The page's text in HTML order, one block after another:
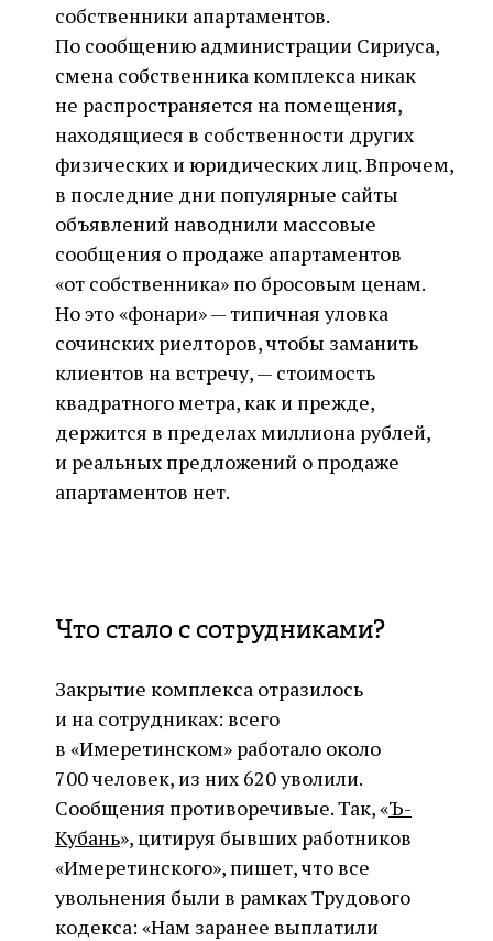
собственники апартаментов.
По сообщению администрации Сириуса,
смена собственника комплекса никак
не распространяется на помещения,
находящиеся в собственности других
физических и юридических лиц. Впрочем,
в последние дни популярные сайты
объявлений наводнили массовые
сообщения о продаже апартаментов
«от собственника» по бросовым ценам.
Но это «фонари» — типичная уловка
сочинских риелторов, чтобы заманить
клиентов на встречу, — стоимость
квадратного метра, как и прежде,
держится в пределах миллиона рублей,
и реальных предложений о продаже
апартаментов нет.
Что стало с сотрудниками?
Закрытие комплекса отразилось
и на сотрудниках: всего
в «Имеретинском» работало около
700 человек, из них 620 уволили.
Сообщения противоречивые. Так, «Ъ-
Кубань», цитируя бывших работников
«Имеретинского», пишет, что все
увольнения были в рамках Трудового
кодекса: «Нам заранее выплатили